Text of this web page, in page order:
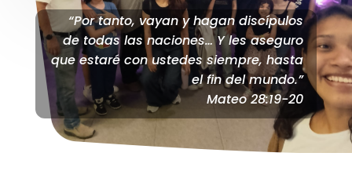
“Por tanto, vayan y hagan discípulos
de todas las naciones… Y les aseguro
que estaré con ustedes siempre, hasta
el fin del mundo.”
Mateo 28:19-20